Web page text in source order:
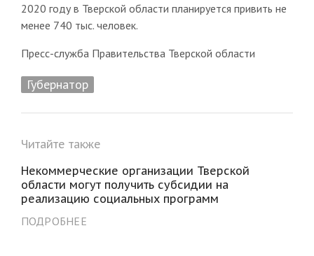
2020 году в Тверской области планируется привить не
менее 740 тыс. человек.
Пресс-служба Правительства Тверской области
Губернатор
Читайте также
Некоммерческие организации Тверской
области могут получить субсидии на
реализацию социальных программ
ПОДРОБНЕЕ